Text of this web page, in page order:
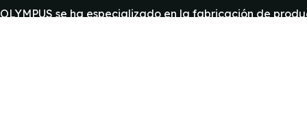
OLYMPUS se ha especializado en la fabricación de